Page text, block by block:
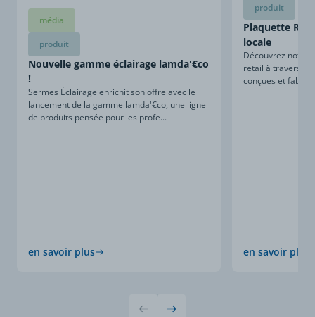
média
produit
Nouvelle gamme éclairage lamda'€co
!
Sermes Éclairage enrichit son offre avec le
lancement de la gamme lamda'€co, une ligne
de produits pensée pour les profe...
en savoir plus
produit
Plaquette
locale
Découvrez notre
retail à travers
conçues et
en savoir plus